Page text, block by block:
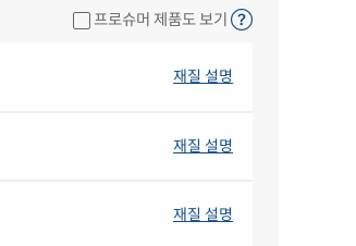
프로슈머 제품도 보기
재질 설명
재질 설명
재질 설명